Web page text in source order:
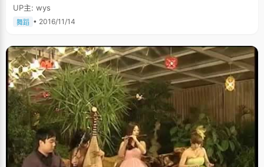
UP主: wys
舞蹈 • 2016/11/14